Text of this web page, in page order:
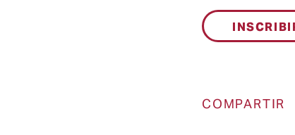
COMPARTIR